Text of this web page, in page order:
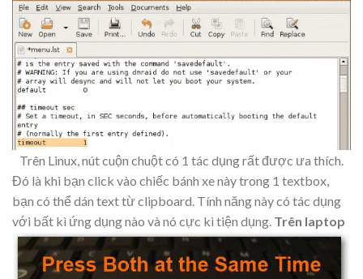
Trên Linux, nút cuộn chuột có 1 tác dụng rất được ưa thích.
Đó là khi bạn click vào chiếc bánh xe này trong 1 textbox,
bạn có thể dán text từ clipboard. Tính năng này có tác dụng
với bất kì ứng dụng nào và nó cực kì tiện dụng. Trên laptop